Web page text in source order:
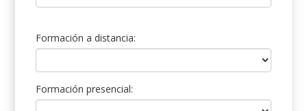
Formación a distancia:
Formación presencial: